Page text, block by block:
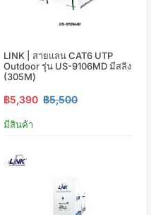
LINK | สายแลน CAT6 UTP
Outdoor รุ่น US-9106MD มีสลิง
(305M)
฿5,390 ฿5,500
มีสินค้า